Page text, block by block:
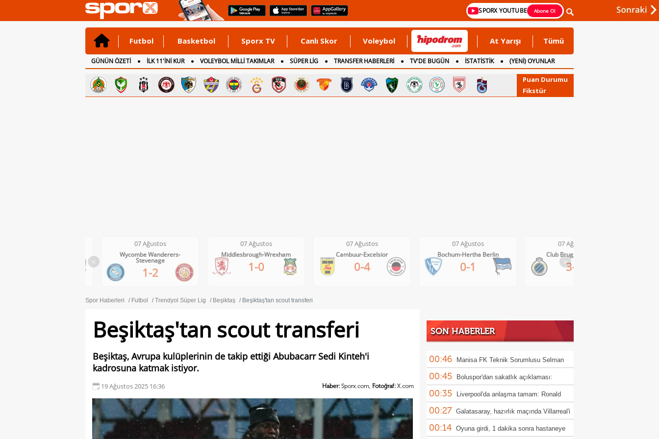
SPORX YOUTUBE Abone Ol
Futbol Basketbol Sporx TV Canlı Skor Voleybol At Yarışı Tümü
GÜNÜN ÖZETİ İLK 11'İNİ KUR VOLEYBOL MİLLİ TAKIMLAR SÜPER LİG TRANSFER HABERLERİ TV'DE BUGÜN İSTATİSTİK
(YENİ) OYUNLAR
CANLI ANLATIM
İNGİLTERE
Puan Durumu
Fikstür
<
07 Ağustos
Middlesbrough-Wrexham
1-0
07 Ağustos
Cambuur-Excelsior
0-4
07 Ağustos
Bochum-Hertha Berlin
0-1
07 Ağustos
Club Brugge-Kortrijk
3-0
07 Ağustos
Altach-WSG Tirol
3-1
>
Spor Haberleri Futbol Trendyol Süper Lig Beşiktaş Beşiktaş'tan scout transferi
Beşiktaş'tan scout transferi
Beşiktaş, Avrupa kulüplerinin de takip ettiği Abubacarr Sedi Kinteh'i
kadrosuna katmak istiyor.
19 Ağustos 2025 16:36 Haber: Sporx.com, Fotoğraf: X.com
SON HABERLER
00:46 Manisa FK Teknik Sorumlusu Selman
Coşkun'dan galibiyet yorumu
00:45 Boluspor'dan sakatlık açıklaması:
"Fibula kemiği kırıldı"
00:35 Liverpool'da anlaşma tamam: Ronald
Araujo
00:27 Galatasaray, hazırlık maçında Villarreal'i
konuk edecek
00:14 Oyuna girdi, 1 dakika sonra hastaneye